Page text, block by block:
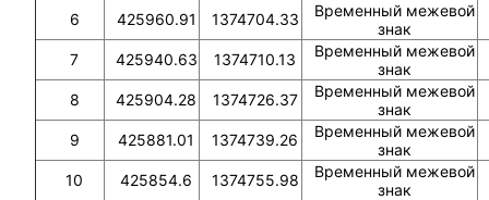
6
425960.91 1374704.33
Временный межевой
знак
7
425940.63 1374710.13
Временный межевой
знак
8
425904.28 1374726.37
Временный межевой
знак
9
425881.01 1374739.26
Временный межевой
знак
10
425854.6 1374755.98
Временный межевой
знак